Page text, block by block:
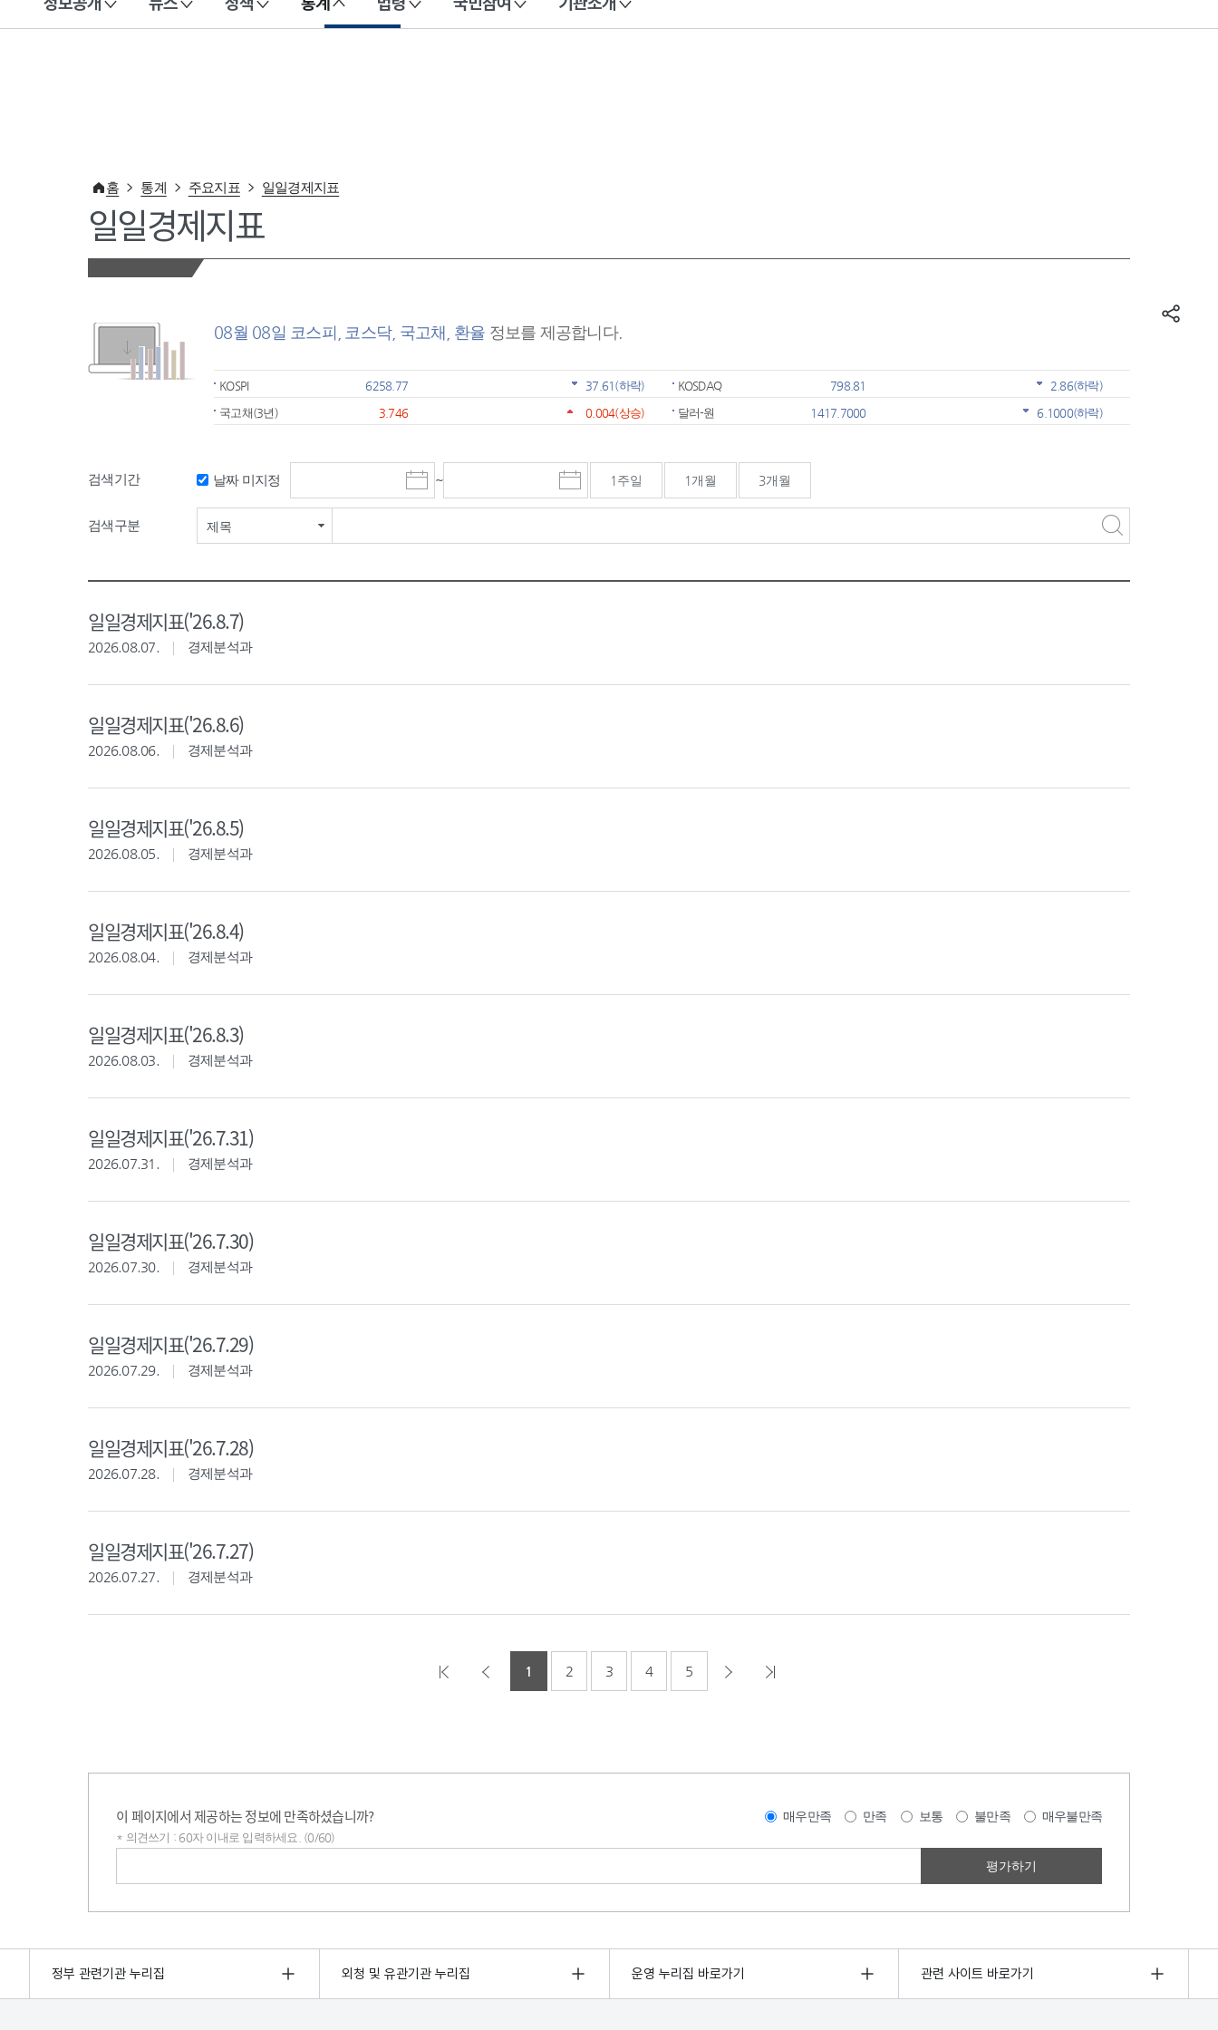
이 누리집은 대한민국 공식 전자정부 누리집입니다.
홈 통계 주요지표 일일경제지표
일일경제지표
08월 08일 코스피, 코스닥, 국고채, 환율 정보를 제공합니다.
KOSPI 6258.77 37.61 (하락) KOSDAQ 798.81 2.86(하락)
국고채(3년)
3.746 0.004(상승) 달러-원 1417.7000 6.1000(하락)
검색기간 날짜 미지정
시
작
~
종
료
1주일 1개월 3개월
검색구분 제목
일일경제지표('26.8.7)
2026.08.07. 경제분석과
일일경제지표('26.8.6)
2026.08.06. 경제분석과
일일경제지표('26.8.5)
2026.08.05. 경제분석과
일일경제지표('26.8.4)
2026.08.04. 경제분석과
일일경제지표('26.8.3)
2026.08.03. 경제분석과
일일경제지표('26.7.31)
2026.07.31. 경제분석과
일일경제지표('26.7.30)
2026.07.30. 경제분석과
일일경제지표('26.7.29)
2026.07.29. 경제분석과
일일경제지표('26.7.28)
2026.07.28. 경제분석과
일일경제지표('26.7.27)
2026.07.27. 경제분석과
1 2 3 4 5
이 페이지에서 제공하는 정보에 만족하셨습니까? 매우만족 만족 보통 불만족 매우불만족
* 의견쓰기 : 60자 이내로 입력하세요. (0/60)
정부 관련기관 누리집 외청 및 유관기관 누리집 운영 누리집 바로가기 관련 사이트 바로가기